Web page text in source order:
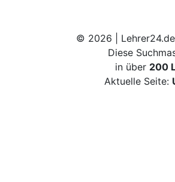
© 2026 |
Diese
in über 200
Aktuelle Seite: